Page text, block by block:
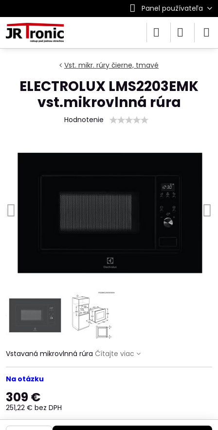
Panel používateľa
Vst. mikr. rúry čierne, tmavé
ELECTROLUX LMS2203EMK
vst.mikrovlnná rúra
Hodnotenie
Vstavaná mikrovlnná rúra Čítajte viac
Na otázku
309 €
251,22 € bez DPH